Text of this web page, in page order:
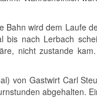
wird dem Laufe
bis nach Lerbach
nicht zustande
von Gastwirt Carl
abgehalten.